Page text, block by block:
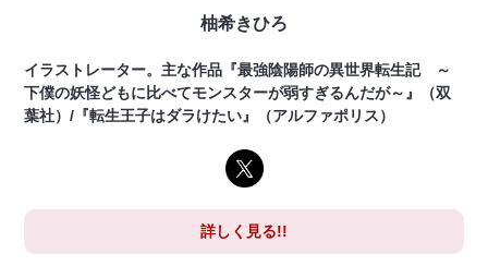
柚希きひろ
イラストレーター。主な作品『最強陰陽師の異世界転生記 ～
下僕の妖怪どもに比べてモンスターが弱すぎるんだが～』（双
葉社）/『転生王子はダラけたい』（アルファポリス）
詳しく見る!!